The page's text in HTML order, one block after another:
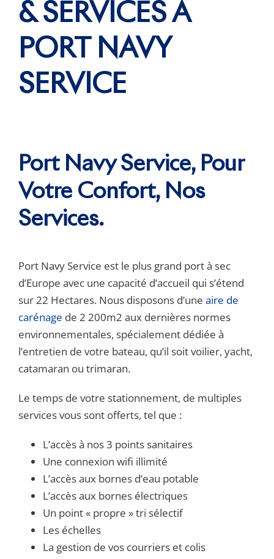
& SERVICES À
PORT NAVY
SERVICE
Port Navy Service, Pour
Votre Confort, Nos
Services.
Port Navy Service est le plus grand port à sec
d’Europe avec une capacité d’accueil qui s’étend
sur 22 Hectares. Nous disposons d’une aire de
carénage de 2 200m2 aux dernières normes
environnementales, spécialement dédiée à
l’entretien de votre bateau, qu’il soit voilier, yacht,
catamaran ou trimaran.
Le temps de votre stationnement, de multiples
services vous sont offerts, tel que :
L’accès à nos 3 points sanitaires
Une connexion wifi illimité
L’accès aux bornes d’eau potable
L’accès aux bornes électriques
Un point « propre » tri sélectif
Les échelles
La gestion de vos courriers et colis